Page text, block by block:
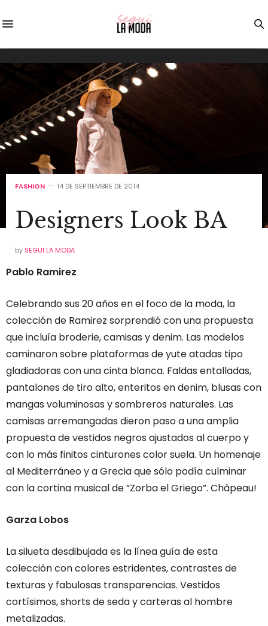
FASHION 14 DE SEPTIEMBRE DE 2014
Designers Look BA
by SEGUI LA MODA
Pablo Ramirez
Celebrando sus 20 años en el foco de la moda, la
colección de Ramirez sorprendió con una propuesta
que incluía broderie, camisas y denim. Las modelos
caminaron sobre plataformas de yute atadas tipo
gladiadoras con una cinta blanca. Faldas entalladas,
pantalones de tiro alto, enteritos en denim, blusas con
mangas voluminosas y sombreros naturales. Las
camisas arremangadas dieron paso a una amplia
propuesta de vestidos negros ajustados al cuerpo y
con lo más finitos cinturones color suela. Un homenaje
al Mediterráneo y a Grecia que sólo podía culminar
con la cortina musical de “Zorba el Griego”. Châpeau!
Garza Lobos
La silueta desdibujada es la línea guía de esta
colección con colores estridentes, contrastes de
texturas y fabulosas transparencias. Vestidos
cortísimos, shorts de seda y carteras al hombre
metalizadas.